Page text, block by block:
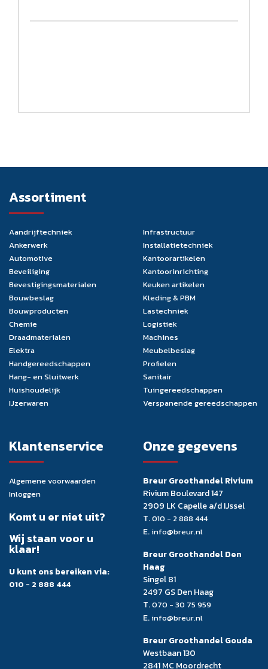
Assortiment
Aandrijftechniek
Ankerwerk
Automotive
Beveiliging
Bevestigingsmaterialen
Bouwbeslag
Bouwproducten
Chemie
Draadmaterialen
Elektra
Handgereedschappen
Hang- en Sluitwerk
Huishoudelijk
IJzerwaren
Infrastructuur
Installatietechniek
Kantoorartikelen
Kantoorinrichting
Keuken artikelen
Kleding & PBM
Lastechniek
Logistiek
Machines
Meubelbeslag
Profielen
Sanitair
Tuingereedschappen
Verspanende gereedschappen
Klantenservice
Algemene voorwaarden
Inloggen
Komt u er niet uit?
Wij staan voor u
klaar!
U kunt ons bereiken via:
010 - 2 888 444
Onze gegevens
Breur Groothandel Rivium
Rivium Boulevard 147
2909 LK Capelle a/d IJssel
T.010 - 2 888 444
E. info@breur.nl
Breur Groothandel Den
Haag
Singel 81
2497 GS Den Haag
T.070 - 30 75 959
E. info@breur.nl
Breur Groothandel Gouda
Westbaan 130
2841 MC Moordrecht